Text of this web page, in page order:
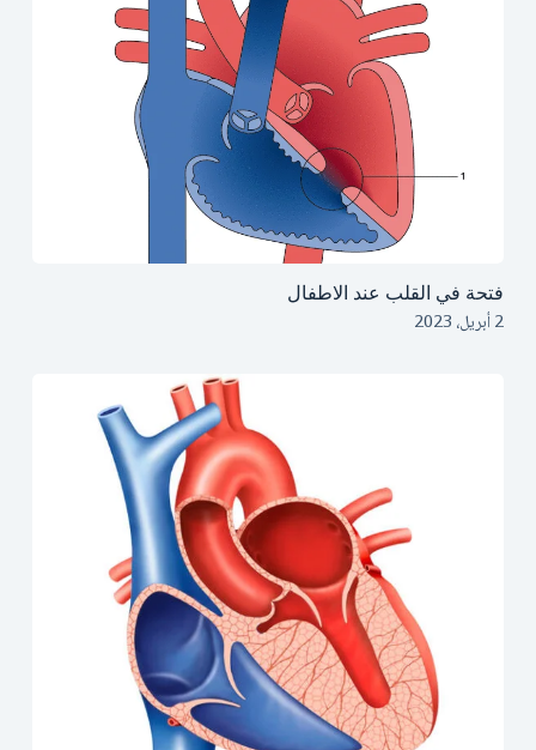
فتحة في القلب عند الاطفال
2 أبريل، 2023